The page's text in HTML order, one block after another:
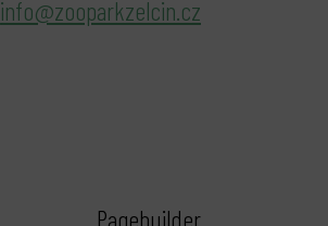
info@zooparkzelcin.cz
Pagebuilder